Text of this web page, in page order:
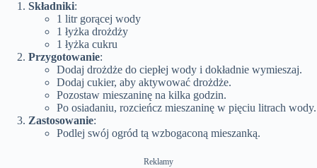
Składniki:
1 litr gorącej wody
1 łyżka drożdży
1 łyżka cukru
Przygotowanie:
Dodaj drożdże do ciepłej wody i dokładnie wymieszaj.
Dodaj cukier, aby aktywować drożdże.
Pozostaw mieszaninę na kilka godzin.
Po osiadaniu, rozcieńcz mieszaninę w pięciu litrach wody.
Zastosowanie:
Podlej swój ogród tą wzbogaconą mieszanką.
Reklamy